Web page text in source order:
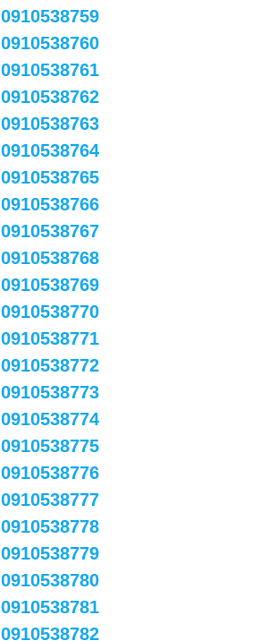
0910538759
0910538760
0910538761
0910538762
0910538763
0910538764
0910538765
0910538766
0910538767
0910538768
0910538769
0910538770
0910538771
0910538772
0910538773
0910538774
0910538775
0910538776
0910538777
0910538778
0910538779
0910538780
0910538781
0910538782